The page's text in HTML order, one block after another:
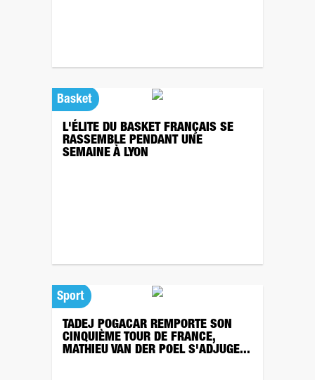
Basket
L'ÉLITE DU BASKET FRANÇAIS SE
RASSEMBLE PENDANT UNE
SEMAINE À LYON
Sport
TADEJ POGACAR REMPORTE SON
CINQUIÈME TOUR DE FRANCE,
MATHIEU VAN DER POEL S'ADJUGE...